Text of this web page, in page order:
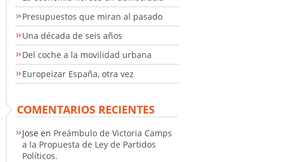
Presupuestos que miran al pasado
Una década de seis años
Del coche a la movilidad urbana
Europeizar España, otra vez
COMENTARIOS RECIENTES
Jose en Preámbulo de Victoria Camps
a la Propuesta de Ley de Partidos
Políticos.